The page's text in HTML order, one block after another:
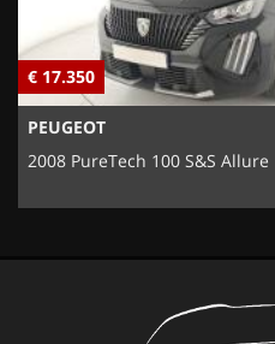
€ 17.350
PEUGEOT
2008 PureTech 100 S&S Allure